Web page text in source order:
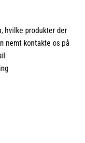
hvilke produkter der
nemt kontakte os på